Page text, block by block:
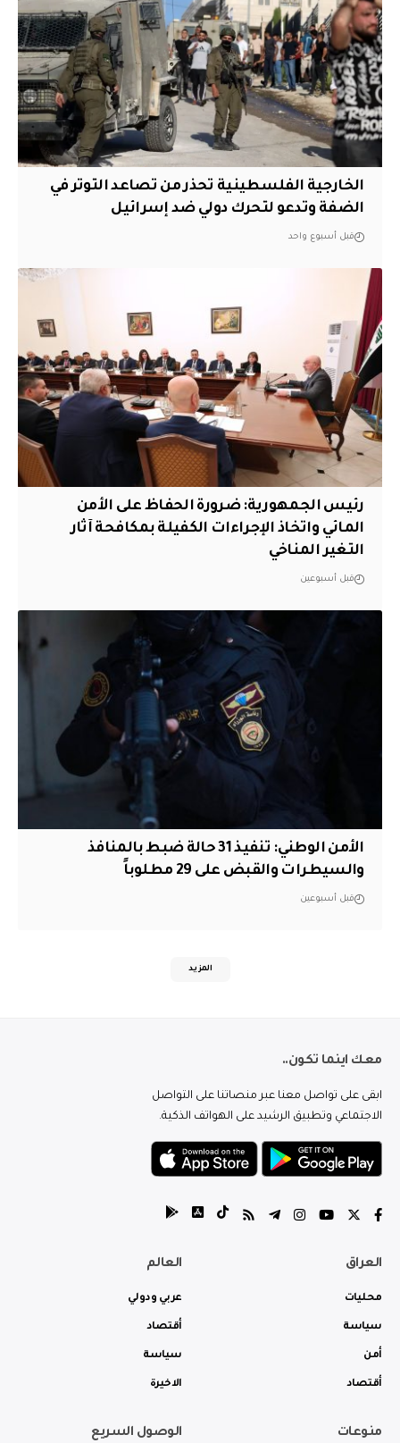
الخارجية الفلسطينية تحذر من تصاعد التوتر في
الضفة وتدعو لتحرك دولي ضد إسرائيل
قبل أسبوع واحد
رئيس الجمهورية: ضرورة الحفاظ على الأمن
المائي واتخاذ الإجراءات الكفيلة بمكافحة آثار
التغير المناخي
قبل أسبوعين
الأمن الوطني: تنفيذ 31 حالة ضبط بالمنافذ
والسيطرات والقبض على 29 مطلوباً
قبل أسبوعين
المزيد
معك اينما تكون..
ابقى على تواصل معنا عبر منصاتنا على التواصل
الاجتماعي وتطبيق الرشيد على الهواتف الذكية.
العراق
محليات
سياسة
أمن
أقتصاد
العالم
عربي ودولي
أقتصاد
سياسة
الاخيرة
منوعات الوصول السريع